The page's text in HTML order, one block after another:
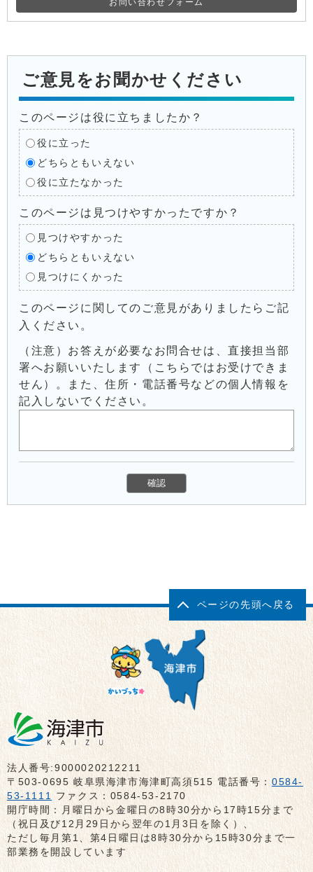
お問い合わせフォーム
ご意見をお聞かせください
このページは役に立ちましたか？
役に立った
どちらともいえない
役に立たなかった
このページは見つけやすかったですか？
見つけやすかった
どちらともいえない
見つけにくかった
このページに関してのご意見がありましたらご記
入ください。
（注意）お答えが必要なお問合せは、直接担当部
署へお願いいたします（こちらではお受けできま
せん）。また、住所・電話番号などの個人情報を
記入しないでください。
ページの先頭へ戻る
法人番号:9000020212211
〒503-0695 岐阜県海津市海津町高須515 電話番号：0584-
53-1111 ファクス：0584-53-2170
開庁時間：月曜日から金曜日の8時30分から17時15分まで
（祝日及び12月29日から翌年の1月3日を除く）、
ただし毎月第1、第4日曜日は8時30分から15時30分まで一
部業務を開設しています